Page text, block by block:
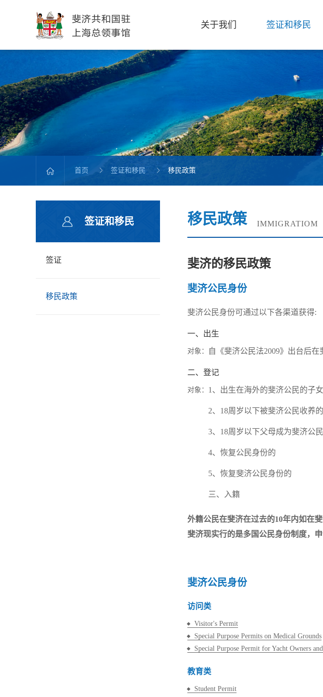
关于我们 签证和移民
首页 签证和移民 移民政策
签证和移民
签证
移民政策
移民政策 IMMIGRATIOM
斐济的移民政策
斐济公民身份
斐济公民身份可通过以下各渠道获得:
一、出生
对象： 自《斐济公民法2009》出台后在
二、登记
对象： 1、出生在海外的斐济公民的子女
2、18周岁以下被斐济公民收养的
3、18周岁以下父母成为斐济公
4、恢复公民身份的
5、恢复斐济公民身份的
三、入籍
外籍公民在斐济在过去的10年内如在
斐济现实行的是多国公民身份制度，
斐济公民身份
访问类
Visitor's Permit
Special Purpose Permits on Medical Grounds
Special Purpose Permit for Yacht Owners
教育类
Student Permit